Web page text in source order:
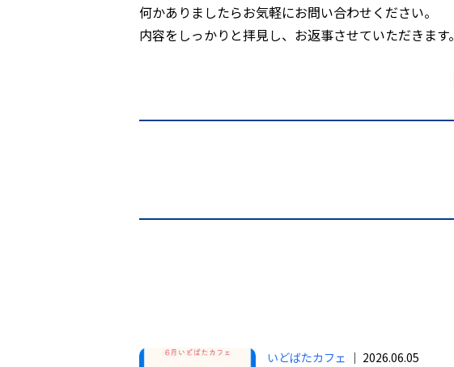
何かありましたらお気軽にお問い合わせください。
内容をしっかりと拝見し、お返事させていただきます。
いどばたカフェ ｜ 2026.06.05